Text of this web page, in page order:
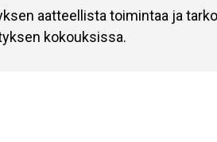
aatteellista toimintaa ja
kokouksissa.